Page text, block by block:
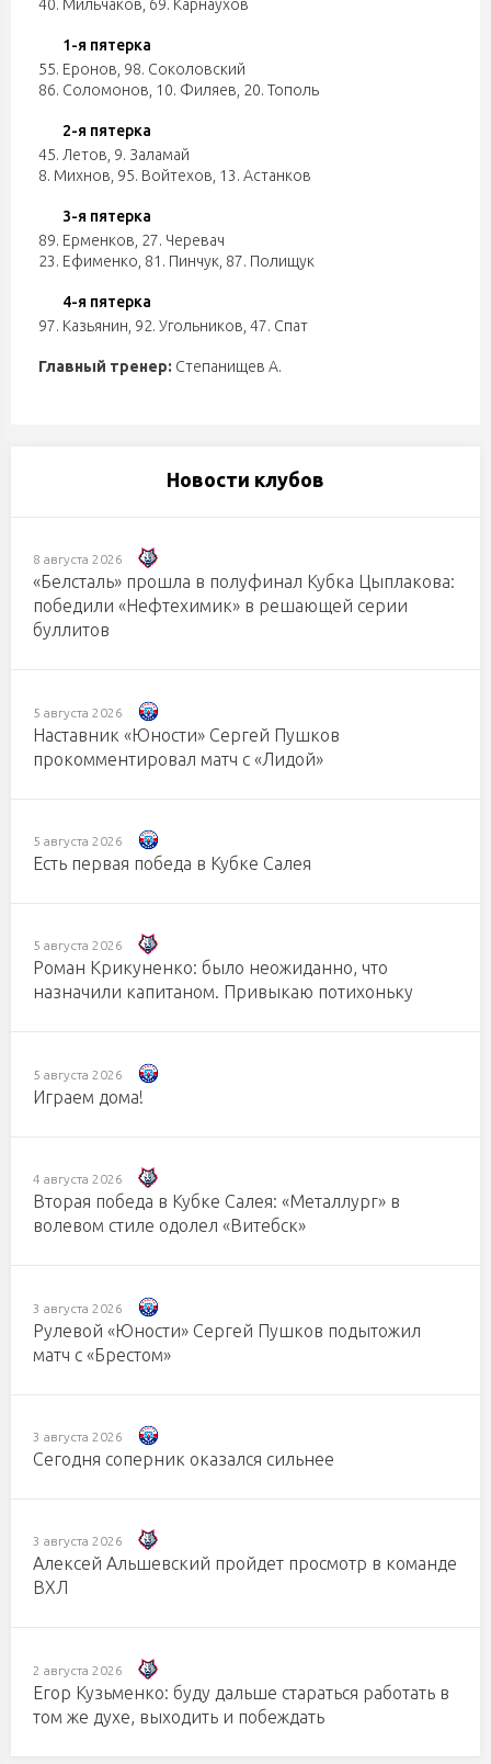
40. Мильчаков 69. Карнаухов
1-я пятерка
55. Еронов 98. Соколовский
86. Соломонов 10. Филяев 20. Тополь
2-я пятерка
45. Летов 9. Заламай
8. Михнов 95. Войтехов 13. Астанков
3-я пятерка
89. Ерменков 27. Черевач
23. Ефименко 81. Пинчук 87. Полищук
4-я пятерка
97. Казьянин 92. Угольников 47. Спат
Главный тренер: Степанищев А.
Новости клубов
8 августа 2026
«Белсталь» прошла в полуфинал Кубка Цыплакова:
победили «Нефтехимик» в решающей серии
буллитов
5 августа 2026
Наставник «Юности» Сергей Пушков
прокомментировал матч с «Лидой»
5 августа 2026
Есть первая победа в Кубке Салея
5 августа 2026
Роман Крикуненко: было неожиданно, что
назначили капитаном. Привыкаю потихоньку
5 августа 2026
Играем дома!
4 августа 2026
Вторая победа в Кубке Салея: «Металлург» в
волевом стиле одолел «Витебск»
3 августа 2026
Рулевой «Юности» Сергей Пушков подытожил
матч с «Брестом»
3 августа 2026
Сегодня соперник оказался сильнее
3 августа 2026
Алексей Альшевский пройдет просмотр в команде
ВХЛ
2 августа 2026
Егор Кузьменко: буду дальше стараться работать в
том же духе, выходить и побеждать